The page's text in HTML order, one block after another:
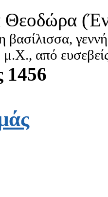
Θεοδώρα
μ.Χ., από
1456